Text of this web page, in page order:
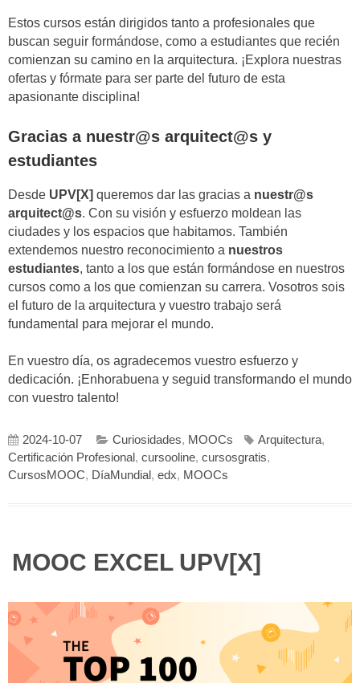
Estos cursos están dirigidos tanto a profesionales que
buscan seguir formándose, como a estudiantes que recién
comienzan su camino en la arquitectura. ¡Explora nuestras
ofertas y fórmate para ser parte del futuro de esta
apasionante disciplina!
Gracias a nuestr@s arquitect@s y
estudiantes
Desde UPV[X] queremos dar las gracias a nuestr@s
arquitect@s. Con su visión y esfuerzo moldean las
ciudades y los espacios que habitamos. También
extendemos nuestro reconocimiento a nuestros
estudiantes, tanto a los que están formándose en nuestros
cursos como a los que comienzan su carrera. Vosotros sois
el futuro de la arquitectura y vuestro trabajo será
fundamental para mejorar el mundo.
En vuestro día, os agradecemos vuestro esfuerzo y
dedicación. ¡Enhorabuena y seguid transformando el mundo
con vuestro talento!
2024-10-07 Curiosidades, MOOCs Arquitectura,
Certificación Profesional, cursooline, cursosgratis,
CursosMOOC, DíaMundial, edx, MOOCs
MOOC EXCEL UPV[X]